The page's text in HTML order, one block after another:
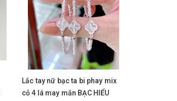
Lắc tay nữ bạc ta bi phay mix
cỏ 4 lá may mắn BẠC HIỂU
Mua ngay